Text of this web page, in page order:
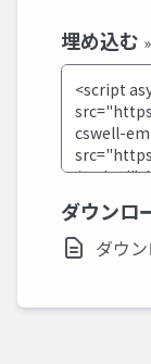
埋め込む
ダウンロ
ダウ